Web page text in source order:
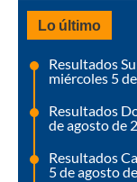
Lo último
Resultados
miércoles 5
Resultados
de agosto de
Resultados
5 de agosto